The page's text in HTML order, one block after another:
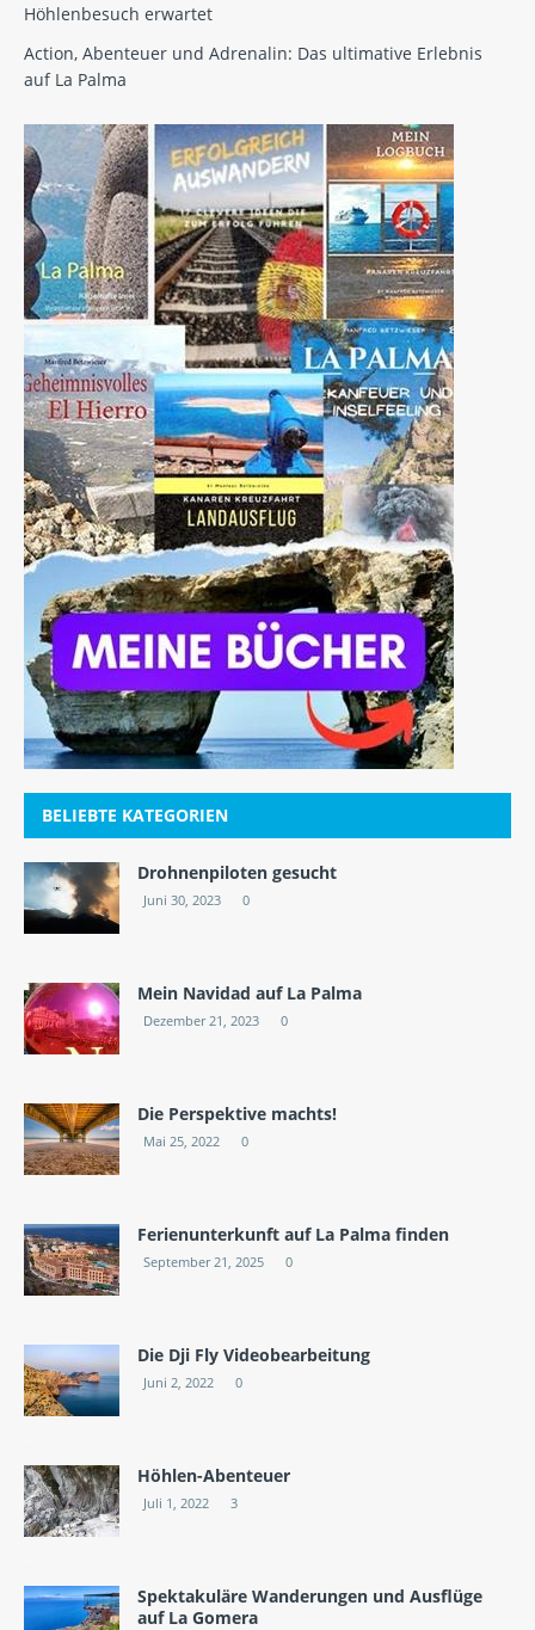
Höhlenbesuch erwartet
Action, Abenteuer und Adrenalin: Das ultimative Erlebnis
auf La Palma
BELIEBTE KATEGORIEN
Drohnenpiloten gesucht
Juni 30, 2023 0
Mein Navidad auf La Palma
Dezember 21, 2023 0
Die Perspektive machts!
Mai 25, 2022 0
Ferienunterkunft auf La Palma finden
September 21, 2025 0
Die Dji Fly Videobearbeitung
Juni 2, 2022 0
Höhlen-Abenteuer
Juli 1, 2022 3
Spektakuläre Wanderungen und Ausflüge
auf La Gomera